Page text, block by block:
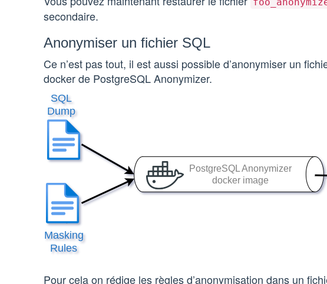
secondaire.
Anonymiser un fichier SQL
Ce n’est pas tout, il est aussi possible d’anonymiser un
docker de PostgreSQL Anonymizer.
Pour cela on rédige les règles d’anonymisation dans un